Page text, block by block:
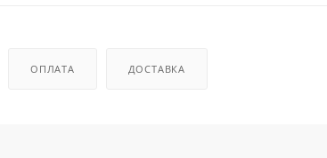
ОПЛАТА ДОСТАВКА